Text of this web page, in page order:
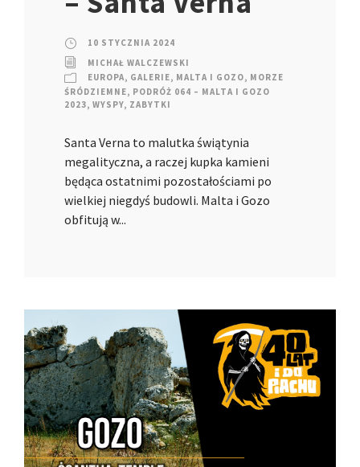
10 STYCZNIA 2024
MICHAŁ WALCZEWSKI
EUROPA, GALERIE, MALTA I GOZO, MORZE
ŚRÓDZIEMNE, PODRÓŻ 064 – MALTA I GOZO
2023, WYSPY, ZABYTKI
Santa Verna to malutka świątynia
megalityczna, a raczej kupka kamieni
będąca ostatnimi pozostałościami po
wielkiej niegdyś budowli. Malta i Gozo
obfitują w...